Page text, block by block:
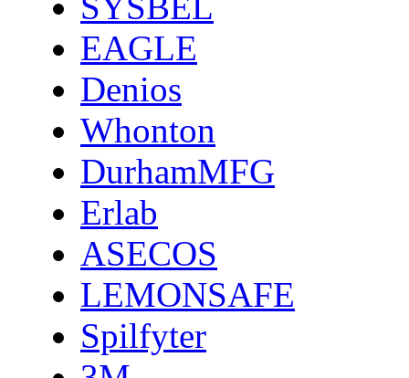
EAGLE
Denios
Whonton
DurhamMFG
Erlab
ASECOS
LEMONSAFE
Spilfyter